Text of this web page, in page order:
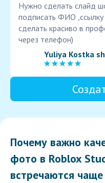
Нужно сделать слайд
подписать ФИО
сделать красиво в
через телефон)
Yuliya Kostka
Почему важно
фото в Roblox
встречаются чаще